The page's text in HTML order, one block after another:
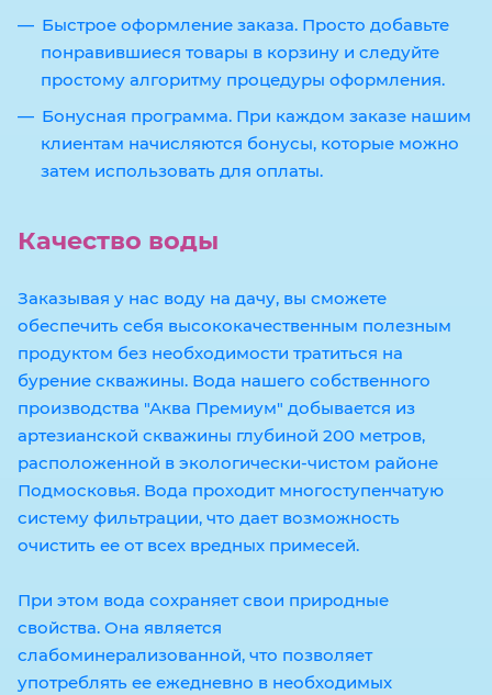
Быстрое оформление заказа. Просто добавьте
понравившиеся товары в корзину и следуйте
простому алгоритму процедуры оформления.
Бонусная программа. При каждом заказе нашим
клиентам начисляются бонусы, которые можно
затем использовать для оплаты.
Качество воды
Заказывая у нас воду на дачу, вы сможете
обеспечить себя высококачественным полезным
продуктом без необходимости тратиться на
бурение скважины. Вода нашего собственного
производства "Аква Премиум" добывается из
артезианской скважины глубиной 200 метров,
расположенной в экологически-чистом районе
Подмосковья. Вода проходит многоступенчатую
систему фильтрации, что дает возможность
очистить ее от всех вредных примесей.
При этом вода сохраняет свои природные
свойства. Она является
слабоминерализованной, что позволяет
употреблять ее ежедневно в необходимых